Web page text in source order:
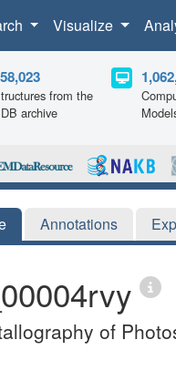
Visualize
from the
archive
Annotations
of